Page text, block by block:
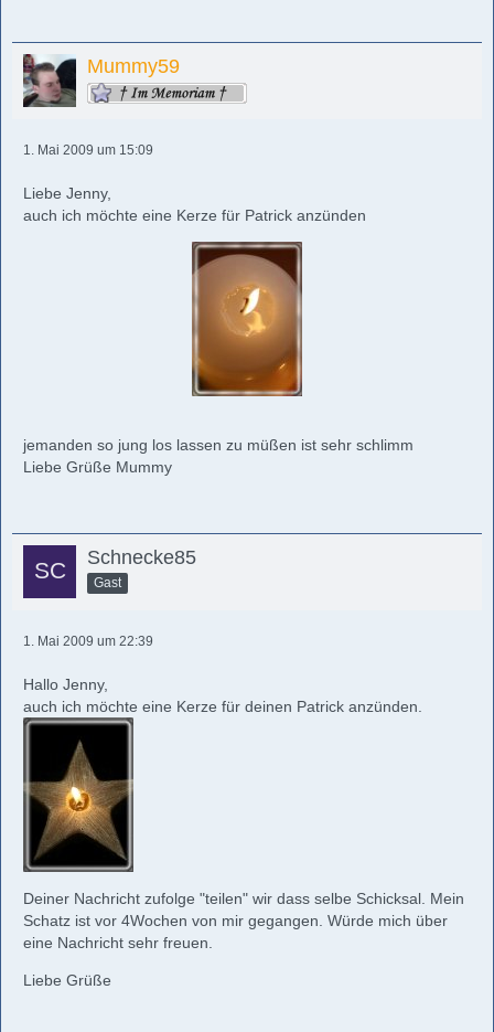
Mummy59
1. Mai 2009 um 15:09
Liebe Jenny,
auch ich möchte eine Kerze für Patrick anzünden
jemanden so jung los lassen zu müßen ist sehr schlimm
Liebe Grüße Mummy
Schnecke85
Gast
1. Mai 2009 um 22:39
Hallo Jenny,
auch ich möchte eine Kerze für deinen Patrick anzünden.
Deiner Nachricht zufolge "teilen" wir dass selbe Schicksal. Mein
Schatz ist vor 4Wochen von mir gegangen. Würde mich über
eine Nachricht sehr freuen.
Liebe Grüße